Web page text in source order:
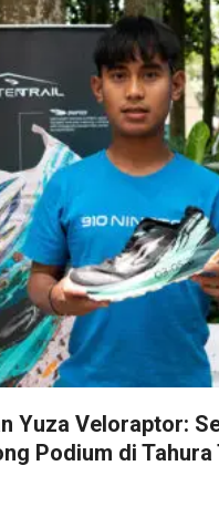
Yuza Veloraptor:
Podium di Tahura